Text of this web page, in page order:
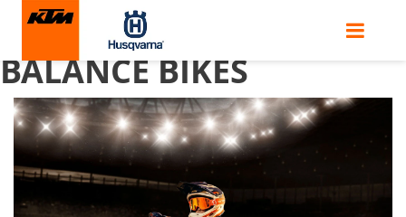
KTM E-RIDE ELECTRIC
BALANCE BIKES